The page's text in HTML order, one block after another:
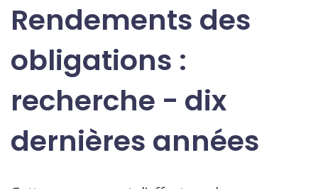
Rendements des
obligations :
recherche - dix
dernières années